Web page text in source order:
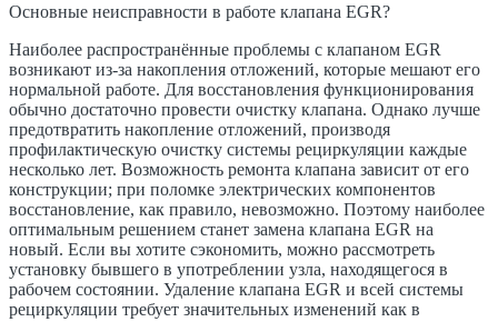
Основные неисправности в работе клапана EGR?
Наиболее распространённые проблемы с клапаном EGR
возникают из-за накопления отложений, которые мешают его
нормальной работе. Для восстановления функционирования
обычно достаточно провести очистку клапана. Однако лучше
предотвратить накопление отложений, производя
профилактическую очистку системы рециркуляции каждые
несколько лет. Возможность ремонта клапана зависит от его
конструкции; при поломке электрических компонентов
восстановление, как правило, невозможно. Поэтому наиболее
оптимальным решением станет замена клапана EGR на
новый. Если вы хотите сэкономить, можно рассмотреть
установку бывшего в употреблении узла, находящегося в
рабочем состоянии. Удаление клапана EGR и всей системы
рециркуляции требует значительных изменений как в